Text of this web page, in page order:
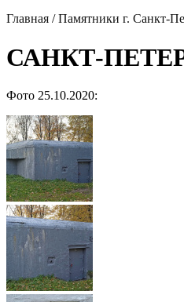
Главная /Памятники г. Санкт-
САНКТ-
Фото 25.10.2020: